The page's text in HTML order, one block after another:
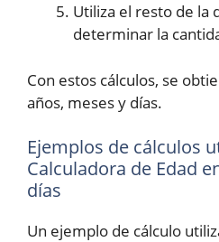
Utiliza el resto de la
determinar la
Con estos cálculos, se
años, meses y días.
Ejemplos de cálculos
Calculadora de Edad
días
Un ejemplo de cálculo